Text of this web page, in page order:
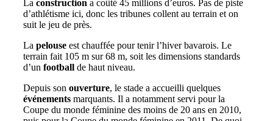
La construction a coûté 45 millions d’euros. Pas de piste
d’athlétisme ici, donc les tribunes collent au terrain et on
suit le jeu de près.
La pelouse est chauffée pour tenir l’hiver bavarois. Le
terrain fait 105 m sur 68 m, soit les dimensions standards
d’un football de haut niveau.
Depuis son ouverture, le stade a accueilli quelques
événements marquants. Il a notamment servi pour la
Coupe du monde féminine des moins de 20 ans en 2010,